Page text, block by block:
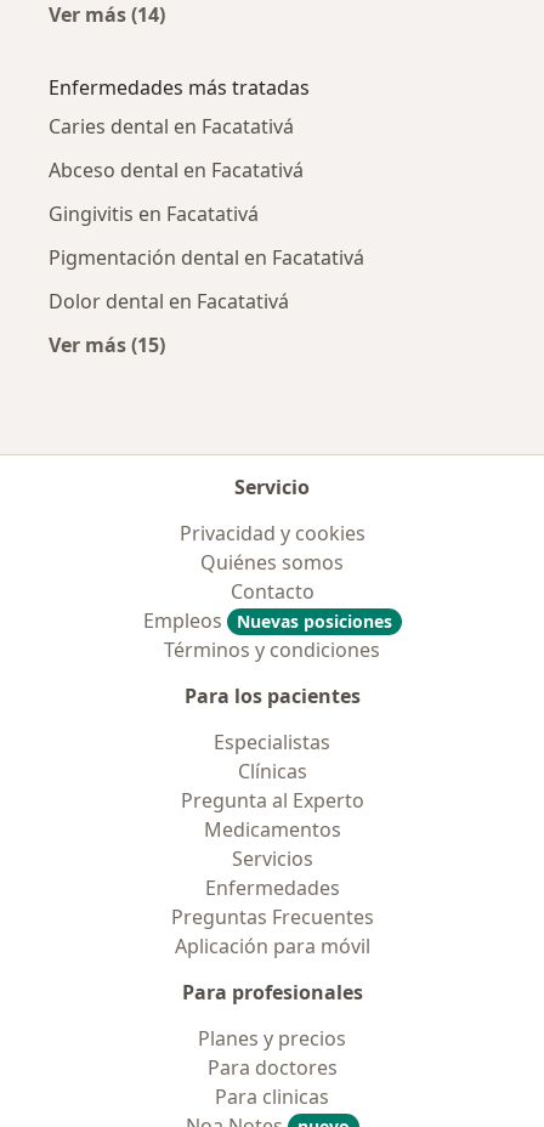
Ver más (14)
Enfermedades más tratadas
Caries dental en Facatativá
Abceso dental en Facatativá
Gingivitis en Facatativá
Pigmentación dental en Facatativá
Dolor dental en Facatativá
Ver más (15)
Servicio
Privacidad y cookies
Quiénes somos
Contacto
Empleos
Nuevas posiciones
Términos y condiciones
Para los pacientes
Especialistas
Clínicas
Pregunta al Experto
Medicamentos
Servicios
Enfermedades
Preguntas Frecuentes
Aplicación para móvil
Para profesionales
Planes y precios
Para doctores
Para clinicas